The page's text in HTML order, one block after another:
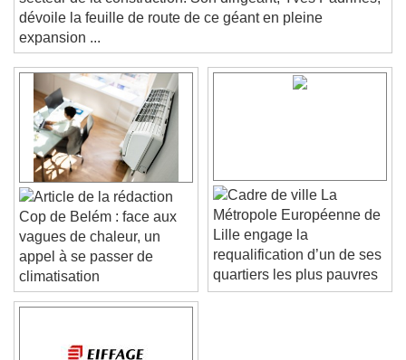
Text
Text Background
Color Opacity
Caption Area Background
Color Opacity
Font Size
Text Edge Style
Font Family
secteur de la construction. Son dirigeant, Yves Padrines,
dévoile la feuille de route de ce géant en pleine
expansion ...
Cop de Belém : face aux
vagues de chaleur, un
appel à se passer de
climatisation
La
Métropole Européenne de
Lille engage la
requalification d’un de ses
quartiers les plus pauvres